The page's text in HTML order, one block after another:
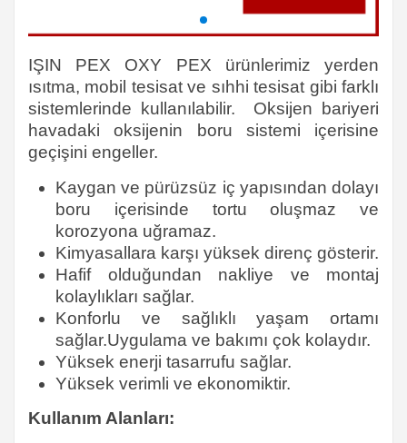
IŞIN PEX OXY PEX ürünlerimiz yerden
ısıtma, mobil tesisat ve sıhhi tesisat gibi farklı
sistemlerinde kullanılabilir. Oksijen bariyeri
havadaki oksijenin boru sistemi içerisine
geçişini engeller.
Kaygan ve pürüzsüz iç yapısından dolayı
boru içerisinde tortu oluşmaz ve
korozyona uğramaz.
Kimyasallara karşı yüksek direnç gösterir.
Hafif olduğundan nakliye ve montaj
kolaylıkları sağlar.
Konforlu ve sağlıklı yaşam ortamı
sağlar.Uygulama ve bakımı çok kolaydır.
Yüksek enerji tasarrufu sağlar.
Yüksek verimli ve ekonomiktir.
Kullanım Alanları: